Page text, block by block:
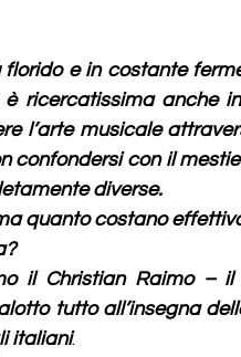
e in costante
ricercatissima anche
l’arte musicale
confondersi con il
diverse.
quanto costano
il Christian Raimo –
tutto all’insegna
italiani.